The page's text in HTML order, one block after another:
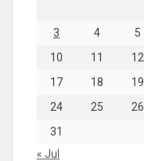
3
4 5
10
11 12
17
18 19
24
25 26
31
« Jul